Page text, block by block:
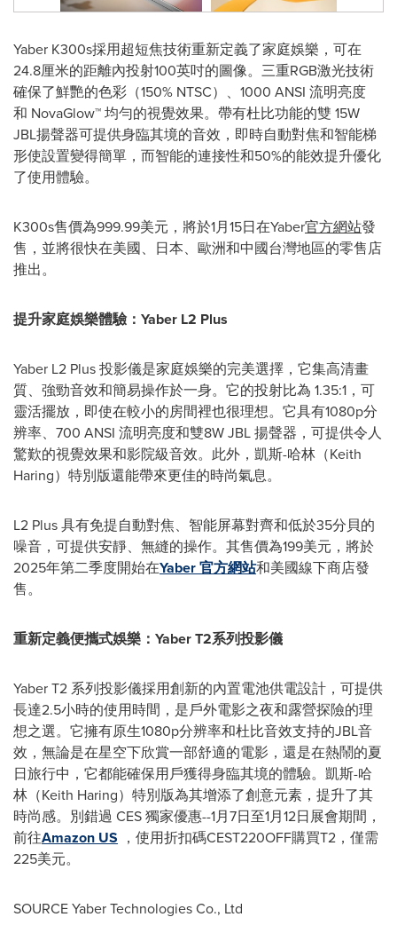
Yaber K300s採用超短焦技術重新定義了家庭娛樂，可在
24.8厘米的距離內投射100英吋的圖像。三重RGB激光技術
確保了鮮艷的色彩（150% NTSC）、1000 ANSI 流明亮度
和 NovaGlow™ 均勻的視覺效果。帶有杜比功能的雙 15W
JBL揚聲器可提供身臨其境的音效，即時自動對焦和智能梯
形使設置變得簡單，而智能的連接性和50%的能效提升優化
了使用體驗。
K300s售價為999.99美元，將於1月15日在Yaber官方網站發
售，並將很快在美國、日本、歐洲和中國台灣地區的零售店
推出。
提升家庭娛樂體驗： Yaber L2 Plus
Yaber L2 Plus 投影儀是家庭娛樂的完美選擇，它集高清畫
質、強勁音效和簡易操作於一身。它的投射比為 1.35:1，可
靈活擺放，即使在較小的房間裡也很理想。它具有1080p分
辨率、700 ANSI 流明亮度和雙8W JBL 揚聲器，可提供令人
驚歎的視覺效果和影院級音效。此外，凱斯-哈林（Keith
Haring）特別版還能帶來更佳的時尚氣息。
L2 Plus 具有免提自動對焦、智能屏幕對齊和低於35分貝的
噪音，可提供安靜、無縫的操作。其售價為199美元，將於
2025年第二季度開始在Yaber 官方網站和美國線下商店發
售。
重新定義便攜式娛樂： YaberT2系列投影儀
Yaber T2 系列投影儀採用創新的內置電池供電設計，可提供
長達2.5小時的使用時間，是戶外電影之夜和露營探險的理
想之選。它擁有原生1080p分辨率和杜比音效支持的JBL音
效，無論是在星空下欣賞一部舒適的電影，還是在熱鬧的夏
日旅行中，它都能確保用戶獲得身臨其境的體驗。凱斯-哈
林（Keith Haring）特別版為其增添了創意元素，提升了其
時尚感。別錯過 CES 獨家優惠--1月7日至1月12日展會期間，
前往Amazon US ，使用折扣碼CEST220OFF購買T2，僅需
225美元。
SOURCE Yaber Technologies Co., Ltd